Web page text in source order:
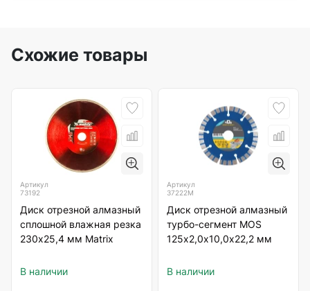
Схожие товары
Артикул
73192
Диск отрезной алмазный
сплошной влажная резка
230х25,4 мм Matrix
В наличии
Артикул
37222М
Диск отрезной алмазный
турбо-сегмент MOS
125х2,0х10,0х22,2 мм
В наличии